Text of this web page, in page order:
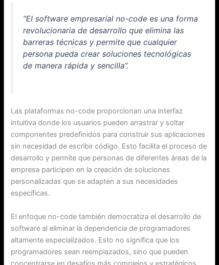
“El software empresarial no-code es una forma
revolucionaria de desarrollo que elimina las
barreras técnicas y permite que cualquier
persona pueda crear soluciones tecnológicas
de manera rápida y sencilla”.
Las plataformas no-code proporcionan una interfaz
intuitiva donde los usuarios pueden arrastrar y soltar
componentes predefinidos para construir sus aplicaciones
sin necesidad de escribir código. Esto facilita el proceso de
desarrollo y permite que personas de diferentes áreas de la
empresa participen en la creación de soluciones
personalizadas que se adapten a sus necesidades
específicas.
El enfoque no-code también democratiza el desarrollo de
software al eliminar la dependencia de programadores
altamente especializados. Esto no significa que los
programadores sean reemplazados, sino que pueden